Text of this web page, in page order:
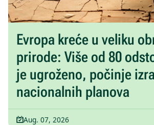
Evropa kreće u veliku
prirode: Više od 80
je ugroženo, počinje
nacionalnih planova
Aug. 07, 2026